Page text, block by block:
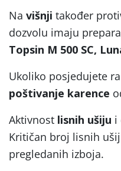
Na višnji također
dozvolu imaju
Topsin M 500 SC,
Ukoliko posjedujete
poštivanje karence
Aktivnost lisnih ušiju i
Kritičan broj lisnih
pregledanih izboja.